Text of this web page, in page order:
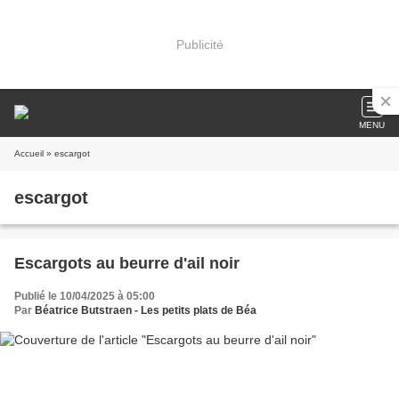
Publicité
MENU
Accueil » escargot
escargot
Escargots au beurre d'ail noir
Publié le 10/04/2025 à 05:00
Par Béatrice Butstraen - Les petits plats de Béa